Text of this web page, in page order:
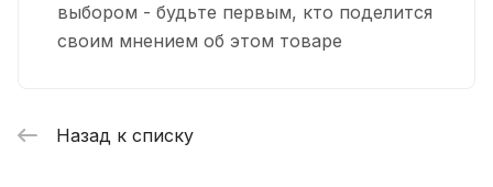
выбором - будьте первым, кто поделится
своим мнением об этом товаре
Назад к списку